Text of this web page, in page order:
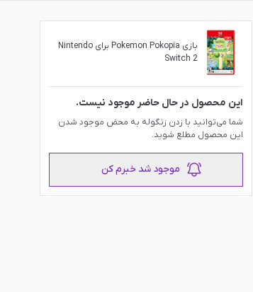
بازی Pokemon Pokopia برای Nintendo
Switch 2
این محصول در حال حاضر موجود نیست.
شما می‌توانید با زدن زنگوله به محض موجود شدن
این محصول مطلع شوید.
موجود شد خبرم کن